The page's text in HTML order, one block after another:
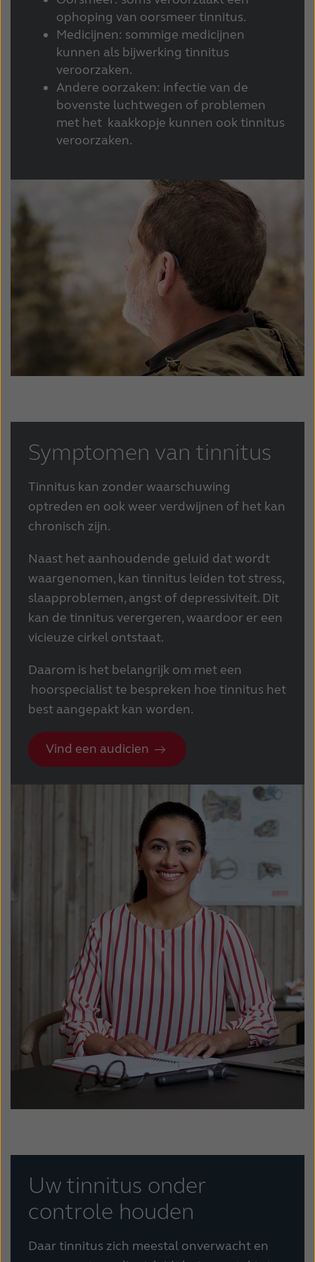
Schweiz Suisse
Suomi Sverige
Türkçe
United States Österreich
عربي
ophoping van oorsmeer tinnitus.
Medicijnen: sommige medicijnen
kunnen als bijwerking tinnitus
veroorzaken.
Andere oorzaken: infectie van de
bovenste luchtwegen of problemen
met het kaakkopje kunnen ook tinnitus
veroorzaken.
Symptomen van tinnitus
Tinnitus kan zonder waarschuwing
optreden en ook weer verdwijnen of het kan
chronisch zijn.
Naast het aanhoudende geluid dat wordt
waargenomen, kan tinnitus leiden tot stress,
slaapproblemen, angst of depressiviteit. Dit
kan de tinnitus verergeren, waardoor er een
vicieuze cirkel ontstaat.
Daarom is het belangrijk om met een
hoorspecialist te bespreken hoe tinnitus het
best aangepakt kan worden.
Vind een audicien
Uw tinnitus onder
controle houden
Daar tinnitus zich meestal onverwacht en